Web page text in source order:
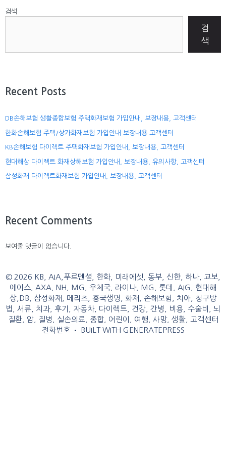
검색
검
색
Recent Posts
DB손해보험 생활종합보험 주택화재보험 가입안내, 보장내용, 고객센터
한화손해보험 주택/상가화재보험 가입안내 보장내용 고객센터
KB손해보험 다이렉트 주택화재보험 가입안내, 보장내용, 고객센터
현대해상 다이렉트 화재상해보험 가입안내, 보장내용, 유의사항, 고객센터
삼성화재 다이렉트화재보험 가입안내, 보장내용, 고객센터
Recent Comments
보여줄 댓글이 없습니다.
© 2026 KB, AIA,푸르덴셜, 한화, 미래에셋, 동부, 신한, 하나, 교보,
에이스, AXA, NH, MG, 우체국, 라이나, MG, 롯데, AIG, 현대해
상,DB, 삼성화재, 메리츠, 흥국생명, 화재, 손해보험, 치아, 청구방
법, 서류, 치과, 후기, 자동차, 다이렉트, 건강, 간병, 비용, 수술비, 뇌
질환, 암, 질병, 실손의료, 종합, 어린이, 여행, 사망, 생활, 고객센터
전화번호• BUILT WITH GENERATEPRESS